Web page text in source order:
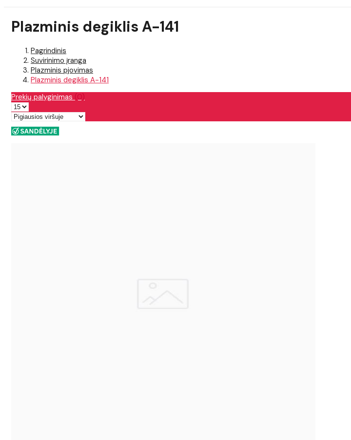
Plazminis degiklis A-141
Pagrindinis
Suvirinimo įranga
Plazminis pjovimas
Plazminis degiklis A-141
Prekių palyginimas (0)